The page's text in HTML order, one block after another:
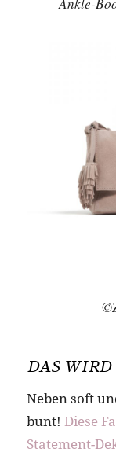
DAS WIRD
Neben soft
bunt! Diese
Statement-